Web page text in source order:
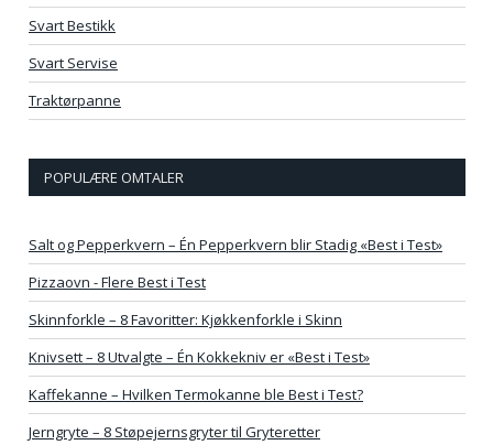
Svart Bestikk
Svart Servise
Traktørpanne
POPULÆRE OMTALER
Salt og Pepperkvern – Én Pepperkvern blir Stadig «Best i Test»
Pizzaovn - Flere Best i Test
Skinnforkle – 8 Favoritter: Kjøkkenforkle i Skinn
Knivsett – 8 Utvalgte – Én Kokkekniv er «Best i Test»
Kaffekanne – Hvilken Termokanne ble Best i Test?
Jerngryte – 8 Støpejernsgryter til Gryteretter